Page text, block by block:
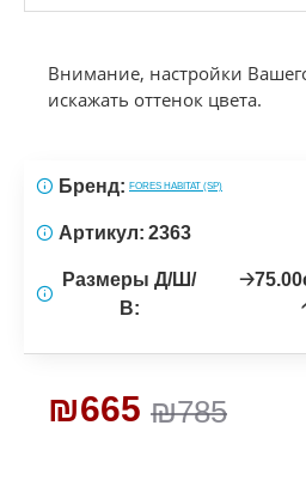
Внимание, настройки
искажать оттенок цвета.
₪785
₪665
Бренд: FORES HABITAT (SP)
Артикул: 2363
Размеры Д/Ш/
В: